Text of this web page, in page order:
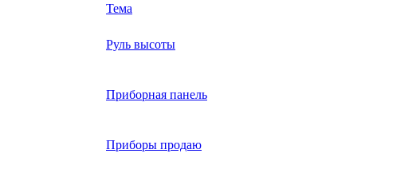
Тема
Руль высоты
Приборная панель
Приборы продаю